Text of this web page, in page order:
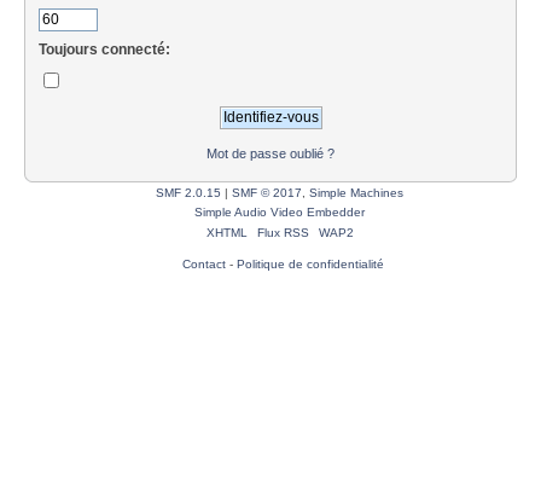
Toujours connecté:
Mot de passe oublié ?
SMF 2.0.15 | SMF © 2017
Simple Machines
Simple Audio Video Embedder
XHTML
Flux RSS WAP2
Contact- Politique de confidentialité